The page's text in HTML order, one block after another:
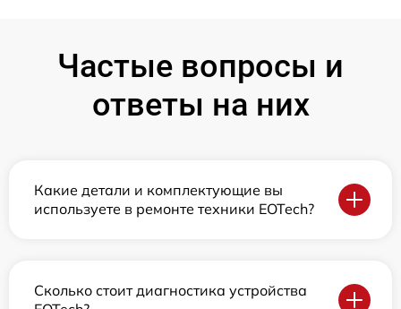
Частые вопросы и
ответы на них
Какие детали и комплектующие вы
используете в ремонте техники EOTech?
Сколько стоит диагностика устройства